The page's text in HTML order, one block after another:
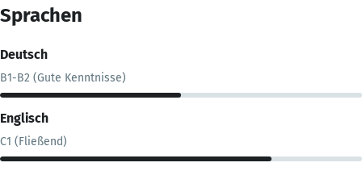
Sprachen
Deutsch
B1-B2 (Gute Kenntnisse)
Englisch
C1 (Fließend)